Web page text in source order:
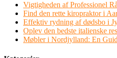
Vigtigheden af Professionel
Find den rette kiropraktor i
Effektiv rydning af dødsbo i
Oplev den bedste italienske
Møbler i Nordjylland: En